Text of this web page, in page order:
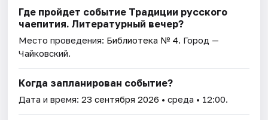
Где пройдет событие Традиции русского
чаепития. Литературный вечер?
Место проведения: Библиотека № 4. Город —
Чайковский.
Когда запланирован событие?
Дата и время:23 сентября 2026 • среда • 12:00.